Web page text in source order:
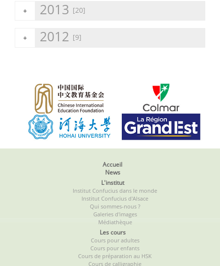
+ 2013 [20]
+ 2012 [9]
Accueil
News
L'institut
Institut Confucius dans le monde
Institut Confucius d'Alsace
Qui sommes-nous ?
Galeries d'images
Médiathèque
Les cours
Cours pour adultes
Cours pour enfants
Cours de préparation au HSK
Cours de calligraphie